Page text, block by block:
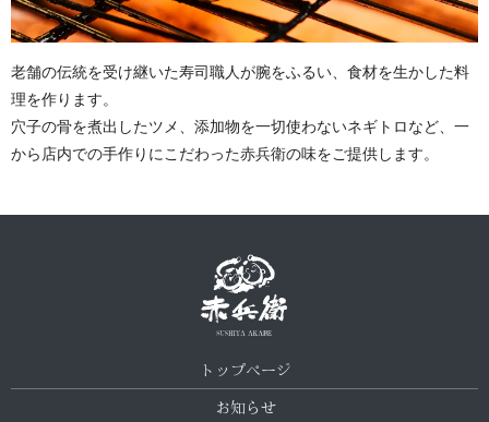
老舗の伝統を受け継いた寿司職人が腕をふるい、食材を生かした料
理を作ります。
穴子の骨を煮出したツメ、添加物を一切使わないネギトロなど、一
から店内での手作りにこだわった赤兵衛の味をご提供します。
トップページ
お知らせ